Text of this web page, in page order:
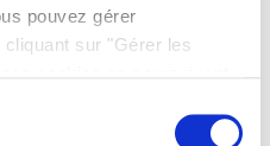
pouvez gérer
sur "Gérer les